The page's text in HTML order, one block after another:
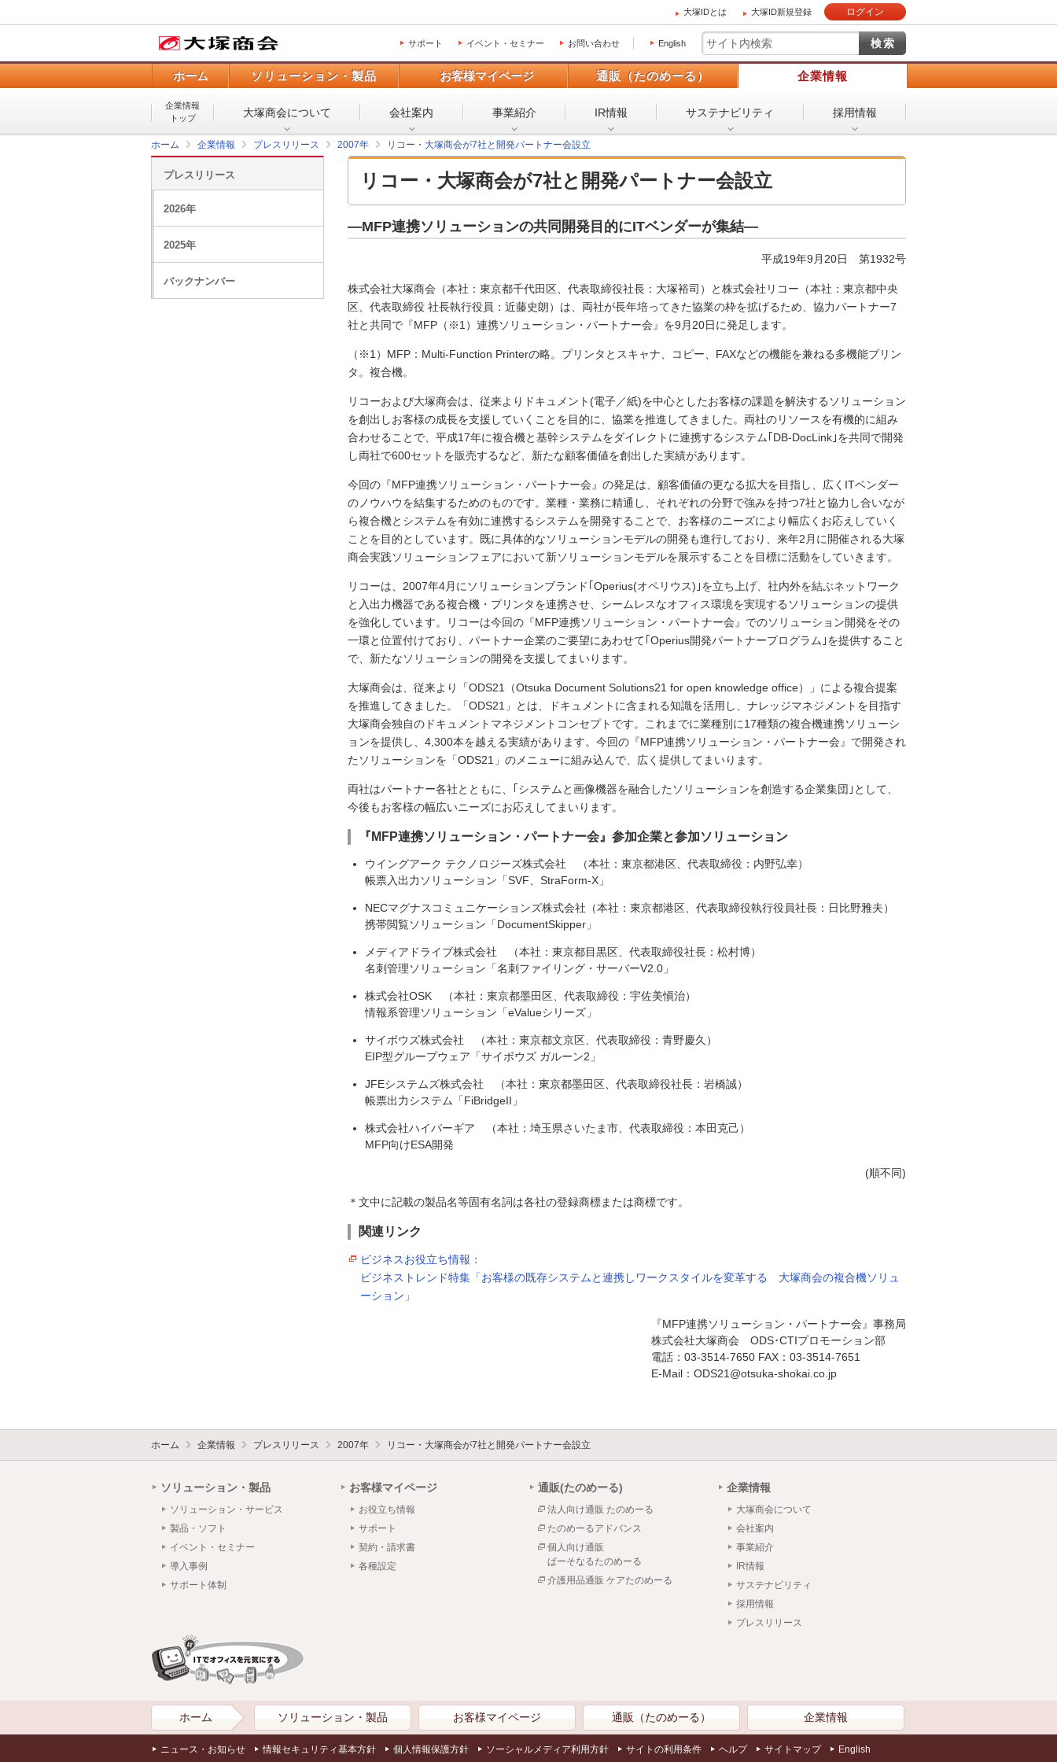
大塚IDとは 大塚ID新規登録 ログイン
サポート イベント・セミナー お問い合わせ English
ホーム ソリューション・製品 お客様マイページ 通販（たのめーる） 企業情報
企業情報
トップ
大塚商会について 会社案内 事業紹介 IR情報 サステナビリティ 採用情報
ホーム 企業情報 プレスリリース 2007年 リコー・大塚商会が7社と開発パートナー会設立
リコー・大塚商会が7社と開発パートナー会設立
―MFP連携ソリューションの共同開発目的にITベンダーが集結―
平成19年9月20日 第1932号
株式会社大塚商会（本社：東京都千代田区、代表取締役社長：大塚裕司）と株式会社リコー（本社：東京都中央
区、代表取締役 社長執行役員：近藤史朗）は、両社が長年培ってきた協業の枠を拡げるため、協力パートナー7
社と共同で『MFP（※1）連携ソリューション・パートナー会』を9月20日に発足します。
（※1）MFP：Multi-Function Printerの略。プリンタとスキャナ、コピー、FAXなどの機能を兼ねる多機能プリン
タ。複合機。
リコーおよび大塚商会は、従来よりドキュメント(電子／紙)を中心としたお客様の課題を解決するソリューション
を創出しお客様の成長を支援していくことを目的に、協業を推進してきました。両社のリソースを有機的に組み
合わせることで、平成17年に複合機と基幹システムをダイレクトに連携するシステム｢DB-DocLink｣を共同で開発
し両社で600セットを販売するなど、新たな顧客価値を創出した実績があります。
今回の『MFP連携ソリューション・パートナー会』の発足は、顧客価値の更なる拡大を目指し、広くITベンダー
のノウハウを結集するためのものです。業種・業務に精通し、それぞれの分野で強みを持つ7社と協力し合いなが
ら複合機とシステムを有効に連携するシステムを開発することで、お客様のニーズにより幅広くお応えしていく
ことを目的としています。既に具体的なソリューションモデルの開発も進行しており、来年2月に開催される大塚
商会実践ソリューションフェアにおいて新ソリューションモデルを展示することを目標に活動をしていきます。
リコーは、2007年4月にソリューションブランド｢Operius(オペリウス)｣を立ち上げ、社内外を結ぶネットワーク
と入出力機器である複合機・プリンタを連携させ、シームレスなオフィス環境を実現するソリューションの提供
を強化しています。リコーは今回の『MFP連携ソリューション・パートナー会』でのソリューション開発をその
一環と位置付けており、パートナー企業のご要望にあわせて｢Operius開発パートナープログラム｣を提供すること
で、新たなソリューションの開発を支援してまいります。
大塚商会は、従来より「ODS21（Otsuka Document Solutions21 for open knowledge office）」による複合提案
を推進してきました。「ODS21」とは、ドキュメントに含まれる知識を活用し、ナレッジマネジメントを目指す
大塚商会独自のドキュメントマネジメントコンセプトです。これまでに業種別に17種類の複合機連携ソリューシ
ョンを提供し、4,300本を越える実績があります。今回の『MFP連携ソリューション・パートナー会』で開発され
たソリューションを「ODS21」のメニューに組み込んで、広く提供してまいります。
両社はパートナー各社とともに、｢システムと画像機器を融合したソリューションを創造する企業集団｣として、
今後もお客様の幅広いニーズにお応えしてまいります。
『MFP連携ソリューション・パートナー会』参加企業と参加ソリューション
ウイングアーク テクノロジーズ株式会社 （本社：東京都港区、代表取締役：内野弘幸）
帳票入出力ソリューション「SVF、StraForm-X」
NECマグナスコミュニケーションズ株式会社（本社：東京都港区、代表取締役執行役員社長：日比野雅夫）
携帯閲覧ソリューション「DocumentSkipper」
メディアドライブ株式会社 （本社：東京都目黒区、代表取締役社長：松村博）
名刺管理ソリューション「名刺ファイリング・サーバーV2.0」
株式会社OSK （本社：東京都墨田区、代表取締役：宇佐美愼治）
情報系管理ソリューション「eValueシリーズ」
サイボウズ株式会社 （本社：東京都文京区、代表取締役：青野慶久）
EIP型グループウェア「サイボウズ ガルーン2」
JFEシステムズ株式会社 （本社：東京都墨田区、代表取締役社長：岩橋誠）
帳票出力システム「FiBridgeII」
株式会社ハイパーギア （本社：埼玉県さいたま市、代表取締役：本田克己）
MFP向けESA開発
(順不同)
＊文中に記載の製品名等固有名詞は各社の登録商標または商標です。
関連リンク
ビジネスお役立ち情報：
ビジネストレンド特集「お客様の既存システムと連携しワークスタイルを変革する 大塚商会の複合機ソリュ
ーション」
『MFP連携ソリューション・パートナー会』事務局
株式会社大塚商会 ODS･CTIプロモーション部
電話：03-3514-7650 FAX：03-3514-7651
E-Mail：ODS21@otsuka-shokai.co.jp
プレスリリース
2026年
2025年
バックナンバー
ホーム 企業情報 プレスリリース 2007年 リコー・大塚商会が7社と開発パートナー会設立
ソリューション・製品
ソリューション・サービス
製品・ソフト
イベント・セミナー
導入事例
サポート体制
お客様マイページ
お役立ち情報
サポート
契約・請求書
各種設定
通販(たのめーる)
法人向け通販 たのめーる
たのめーるアドバンス
個人向け通販
ぱーそなるたのめーる
介護用品通販 ケアたのめーる
企業情報
大塚商会について
会社案内
事業紹介
IR情報
サステナビリティ
採用情報
プレスリリース
ホーム ソリューション・製品 お客様マイページ 通販（たのめーる） 企業情報
ニュース・お知らせ 情報セキュリティ基本方針 個人情報保護方針 ソーシャルメディア利用方針 サイトの利用条件 ヘルプ サイトマップ English